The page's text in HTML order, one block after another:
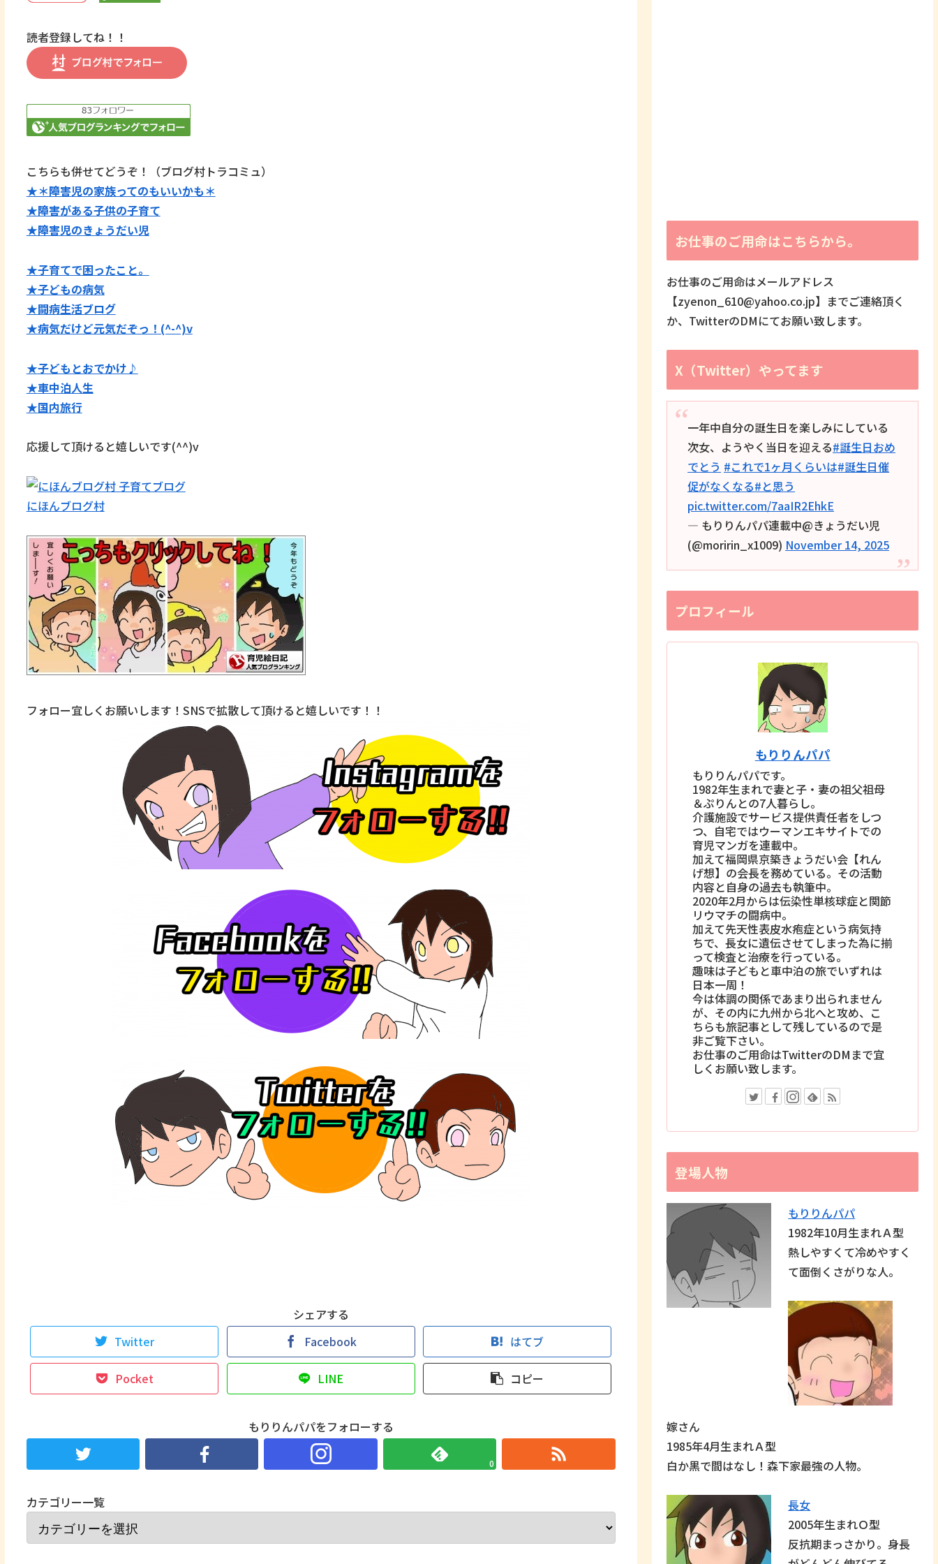
読者登録してね！！
こちらも併せてどうぞ！（ブログ村トラコミュ）
★＊障害児の家族ってのもいいかも＊
★障害がある子供の子育て
★障害児のきょうだい児
★子育てで困ったこと。
★子どもの病気
★闘病生活ブログ
★病気だけど元気だぞっ！(^-^)v
★子どもとおでかけ♪
★車中泊人生
★国内旅行
応援して頂けると嬉しいです(^^)v
にほんブログ村
フォロー宜しくお願いします！SNSで拡散して頂けると嬉しいです！！
シェアする
Twitter
Facebook はてブ
Pocket LINE コピー
もりりんパパをフォローする
0
カテゴリー一覧
お仕事のご用命はこちらから。
お仕事のご用命はメールアドレス
【zyenon_610@yahoo.co.jp】までご連絡頂く
か、TwitterのDMにてお願い致します。
X（Twitter）やってます
一年中自分の誕生日を楽しみにしている
次女、ようやく当日を迎える#誕生日おめ
でとう #これで1ヶ月くらいは#誕生日催
促がなくなる#と思う
pic.twitter.com/7aaIR2EhkE
— もりりんパパ連載中@きょうだい児
(@moririn_x1009) November 14, 2025
プロフィール
もりりんパパ
もりりんパパです。
1982年生まれで妻と子・妻の祖父祖母
＆ぷりんとの7人暮らし。
介護施設でサービス提供責任者をしつ
つ、自宅ではウーマンエキサイトでの
育児マンガを連載中。
加えて福岡県京築きょうだい会【れん
げ想】の会長を務めている。その活動
内容と自身の過去も執筆中。
2020年2月からは伝染性単核球症と関節
リウマチの闘病中。
加えて先天性表皮水疱症という病気持
ちで、長女に遺伝させてしまった為に揃
って検査と治療を行っている。
趣味は子どもと車中泊の旅でいずれは
日本一周！
今は体調の関係であまり出られません
が、その内に九州から北へと攻め、こ
ちらも旅記事として残しているので是
非ご覧下さい。
お仕事のご用命はTwitterのDMまで宜
しくお願い致します。
登場人物
もりりんパパ
1982年10月生まれＡ型
熱しやすくて冷めやすく
て面倒くさがりな人。
嫁さん
1985年4月生まれＡ型
白か黒で間はなし！森下家最強の人物。
長女
2005年生まれＯ型
反抗期まっさかり。身長